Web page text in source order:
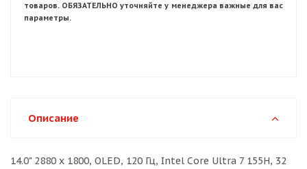
товаров. ОБЯЗАТЕЛЬНО уточняйте у менеджера важные для вас
параметры.
Описание
14.0" 2880 x 1800, OLED, 120 Гц, Intel Core Ultra 7 155H, 32